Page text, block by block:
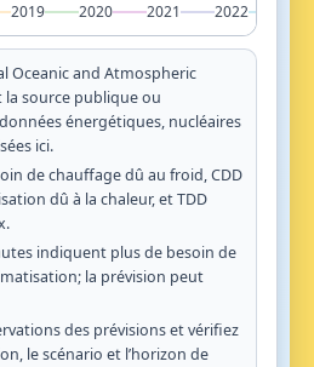
2019 2020 2021 2022
Oceanic and Atmospheric
source publique ou
énergétiques, nucléaires
ici.
de chauffage dû au froid, CDD
dû à la chaleur, et TDD
indiquent plus de besoin de
la prévision peut
des prévisions et vérifiez
le scénario et l’horizon de